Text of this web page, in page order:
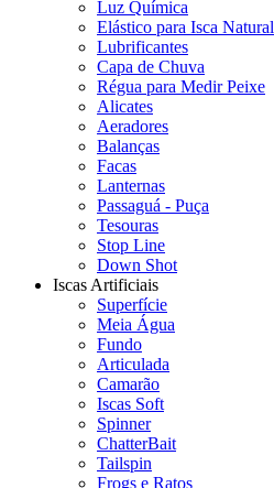
Luz Química
Elástico para Isca Natural
Lubrificantes
Capa de Chuva
Régua para Medir Peixe
Alicates
Aeradores
Balanças
Facas
Lanternas
Passaguá - Puça
Tesouras
Stop Line
Down Shot
Iscas Artificiais
Superfície
Meia Água
Fundo
Articulada
Camarão
Iscas Soft
Spinner
ChatterBait
Tailspin
Frogs e Ratos